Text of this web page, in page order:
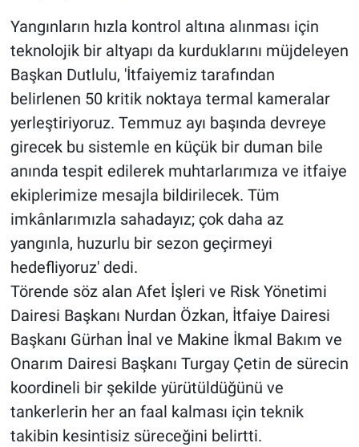
Yangınların hızla kontrol altına alınması için
teknolojik bir altyapı da kurduklarını müjdeleyen
Başkan Dutlulu, 'İtfaiyemiz tarafından
belirlenen 50 kritik noktaya termal kameralar
yerleştiriyoruz. Temmuz ayı başında devreye
girecek bu sistemle en küçük bir duman bile
anında tespit edilerek muhtarlarımıza ve itfaiye
ekiplerimize mesajla bildirilecek. Tüm
imkânlarımızla sahadayız; çok daha az
yangınla, huzurlu bir sezon geçirmeyi
hedefliyoruz' dedi.
Törende söz alan Afet İşleri ve Risk Yönetimi
Dairesi Başkanı Nurdan Özkan, İtfaiye Dairesi
Başkanı Gürhan İnal ve Makine İkmal Bakım ve
Onarım Dairesi Başkanı Turgay Çetin de sürecin
koordineli bir şekilde yürütüldüğünü ve
tankerlerin her an faal kalması için teknik
takibin kesintisiz süreceğini belirtti.